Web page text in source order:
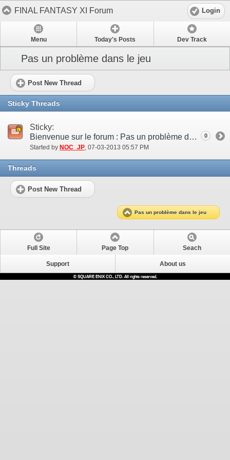
FINAL FANTASY XI Forum Login
Menu Today's Posts Dev Track
Pas un problème dans le jeu
Post New Thread
Sticky Threads
Sticky:
Bienvenue sur le forum : Pas un problème dans le jeu
Started by NOC_JP‎, 07-03-2013 05:57 PM
0
Threads
Post New Thread
Pas un problème dans le jeu
Full Site Page Top Seach
Support About us
© SQUARE ENIX CO., LTD. All rights reserved.